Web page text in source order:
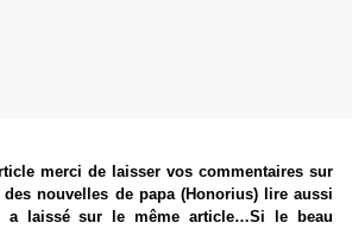
de laisser vos commentaires sur
des nouvelles de papa (Honorius) lire aussi
a laissé sur le même article…Si le beau